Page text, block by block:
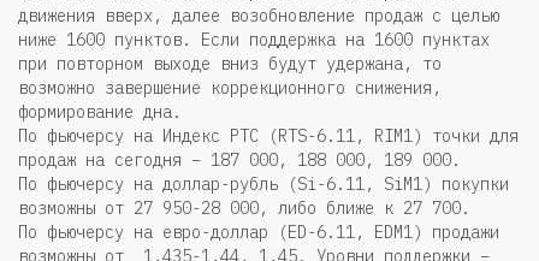
движения вверх, далее возобновление продаж с целью
ниже 1600 пунктов. Если поддержка на 1600 пунктах
при повторном выходе вниз будут удержана, то
возможно завершение коррекционного снижения,
формирование дна.
По фьючерсу на Индекс РТС (RTS-6.11, RIM1) точки для
продаж на сегодня – 187 000, 188 000, 189 000.
По фьючерсу на доллар-рубль (Si-6.11, SiM1) покупки
возможны от 27 950-28 000, либо ближе к 27 700.
По фьючерсу на евро-доллар (ED-6.11, EDM1) продажи
возможны от 1,435-1,44, 1,45. Уровни поддержки –